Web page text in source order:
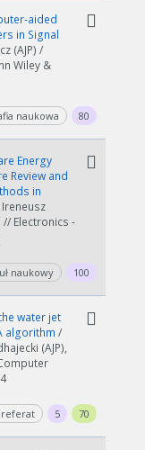
aided
in Signal
(AJP) /
Wiley &
naukowa 80
Energy
Review and
in
// Electronics -
naukowy 100
water jet
algorithm /
(AJP),
referat 5 70